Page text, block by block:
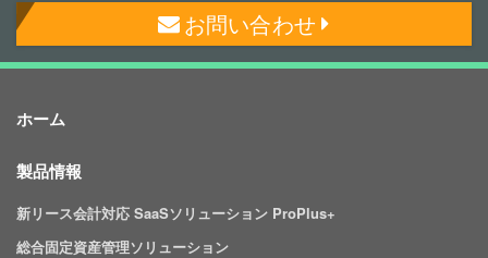
お問い合わせ
ホーム
製品情報
新リース会計対応 SaaSソリューション ProPlus+
総合固定資産管理ソリューション